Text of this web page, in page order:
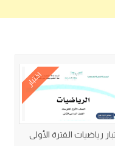
اختبار
رياضيات الفترة الأولى